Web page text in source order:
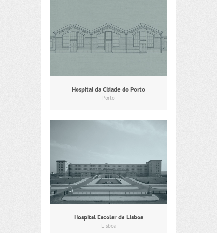
Hospital da Cidade do Porto
Porto
Hospital Escolar de Lisboa
Lisboa